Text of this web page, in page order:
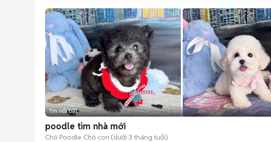
Tin nổi bật
poodle tìm nhà mới
Chó Poodle Chó con (dưới 3 tháng tuổi)